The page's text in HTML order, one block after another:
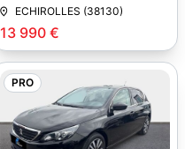
13 990 €
ECHIROLLES (38130)
PRO